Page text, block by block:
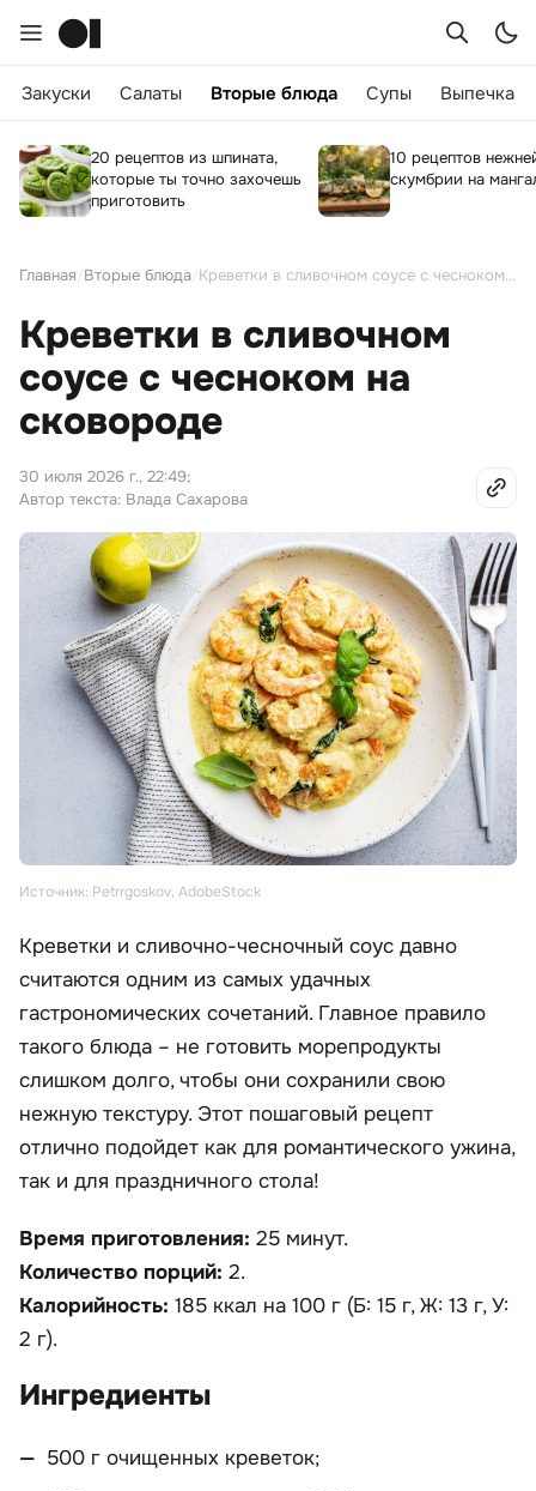
Закуски Салаты Вторые блюда Супы Выпечка
20 рецептов из шпината,
которые ты точно захочешь
приготовить
10 рецептов
скумбрии на
Главная Вторые блюда Креветки в сливочном соусе с чесноком на сковороде
Креветки в сливочном
соусе с чесноком на
сковороде
30 июля 2026 г., 22:49;
Автор текста: Влада Сахарова
Источник: Petrrgoskov, AdobeStock
Креветки и сливочно-чесночный соус давно
считаются одним из самых удачных
гастрономических сочетаний. Главное правило
такого блюда – не готовить морепродукты
слишком долго, чтобы они сохранили свою
нежную текстуру. Этот пошаговый рецепт
отлично подойдет как для романтического ужина,
так и для праздничного стола!
Время приготовления: 25 минут.
Количество порций: 2.
Калорийность: 185 ккал на 100 г (Б: 15 г, Ж: 13 г, У:
2 г).
Ингредиенты
500 г очищенных креветок;